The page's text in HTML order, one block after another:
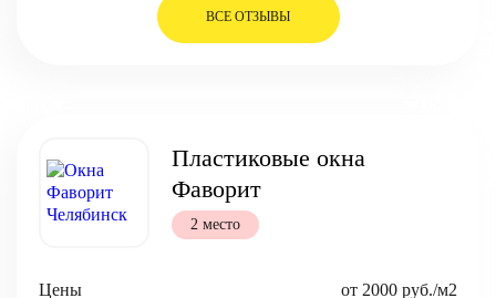
ВСЕ ОТЗЫВЫ
Пластиковые окна
Фаворит
2 место
Цены от 2000 руб./м2